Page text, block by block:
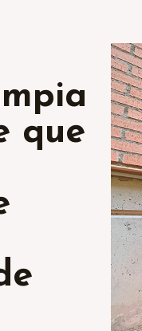
que